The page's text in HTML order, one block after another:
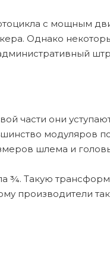
с мощным
Однако
они
модуляров
шлема и
¾. Такую
производители